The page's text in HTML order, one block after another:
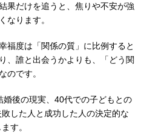
果だけを追うと、焦りや不安が強
なります。
福度は「関係の質」に比例すると
、誰と出会うかよりも、「どう関
のです。
婚後の現実、40代での子どもとの
した人と成功した人の決定的な
す。